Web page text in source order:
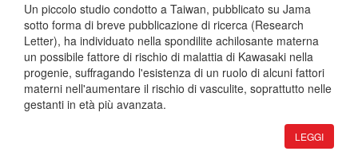
Un piccolo studio condotto a Taiwan, pubblicato su Jama
sotto forma di breve pubblicazione di ricerca (Research
Letter), ha individuato nella spondilite achilosante materna
un possibile fattore di rischio di malattia di Kawasaki nella
progenie, suffragando l'esistenza di un ruolo di alcuni fattori
materni nell'aumentare il rischio di vasculite, soprattutto nelle
gestanti in età più avanzata.
LEGGI